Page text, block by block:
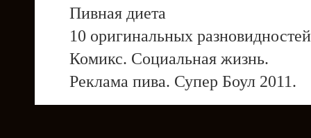
Пивная диета
10 оригинальных
Комикс. Социальная жизнь.
Реклама пива. Супер Боул 2011.